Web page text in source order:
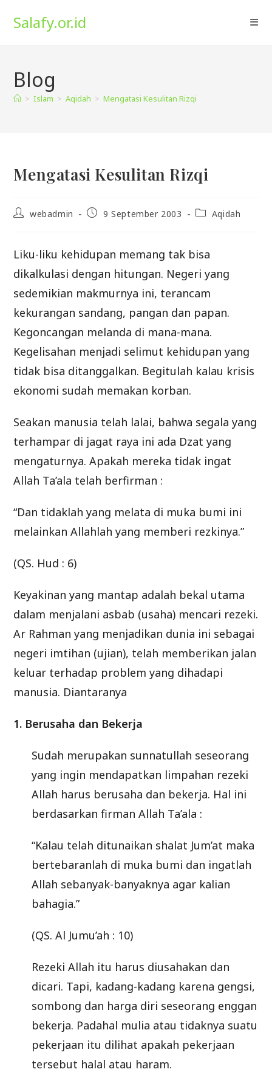
Salafy.or.id
Blog
> Islam > Aqidah > Mengatasi Kesulitan Rizqi
Mengatasi Kesulitan Rizqi
Postwebadmin
Post9 September 2003
PostAqidah
Liku-liku kehidupan memang tak bisa
dikalkulasi dengan hitungan. Negeri yang
sedemikian makmurnya ini, terancam
kekurangan sandang, pangan dan papan.
Kegoncangan melanda di mana-mana.
Kegelisahan menjadi selimut kehidupan yang
tidak bisa ditanggalkan. Begitulah kalau krisis
ekonomi sudah memakan korban.
Seakan manusia telah lalai, bahwa segala yang
terhampar di jagat raya ini ada Dzat yang
mengaturnya. Apakah mereka tidak ingat
Allah Ta’ala telah berfirman :
“Dan tidaklah yang melata di muka bumi ini
melainkan Allahlah yang memberi rezkinya.”
(QS. Hud : 6)
Keyakinan yang mantap adalah bekal utama
dalam menjalani asbab (usaha) mencari rezeki.
Ar Rahman yang menjadikan dunia ini sebagai
negeri imtihan (ujian), telah memberikan jalan
keluar terhadap problem yang dihadapi
manusia. Diantaranya
1. Berusaha dan Bekerja
Sudah merupakan sunnatullah seseorang
yang ingin mendapatkan limpahan rezeki
Allah harus berusaha dan bekerja. Hal ini
berdasarkan firman Allah Ta’ala :
“Kalau telah ditunaikan shalat Jum’at maka
bertebaranlah di muka bumi dan ingatlah
Allah sebanyak-banyaknya agar kalian
bahagia.”
(QS. Al Jumu’ah : 10)
Rezeki Allah itu harus diusahakan dan
dicari. Tapi, kadang-kadang karena gengsi,
sombong dan harga diri seseorang enggan
bekerja. Padahal mulia atau tidaknya suatu
pekerjaan itu dilihat apakah pekerjaan
tersebut halal atau haram.